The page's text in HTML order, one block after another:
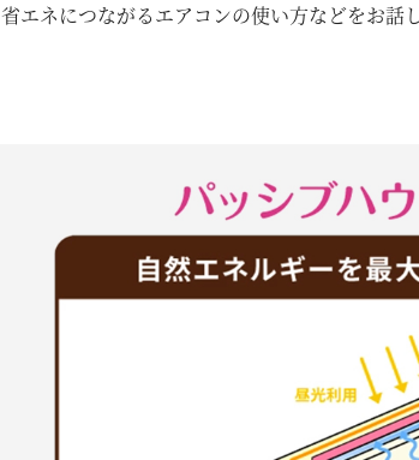
省エネにつながるエアコンの使い方などをお話